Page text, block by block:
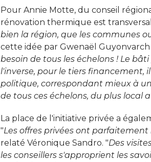
Pour Annie Motte, du conseil
rénovation thermique est
bien la région, que les communes
cette idée par Gwenaël
besoin de tous les échelons ! Le
l'inverse, pour le tiers financement,
politique, correspondant mieux à
de tous ces échelons, du plus local
La place de l'initiative privée a
"Les offres privées ont parfaitement
relaté Véronique Sandro. "Des
les conseillers s'approprient les